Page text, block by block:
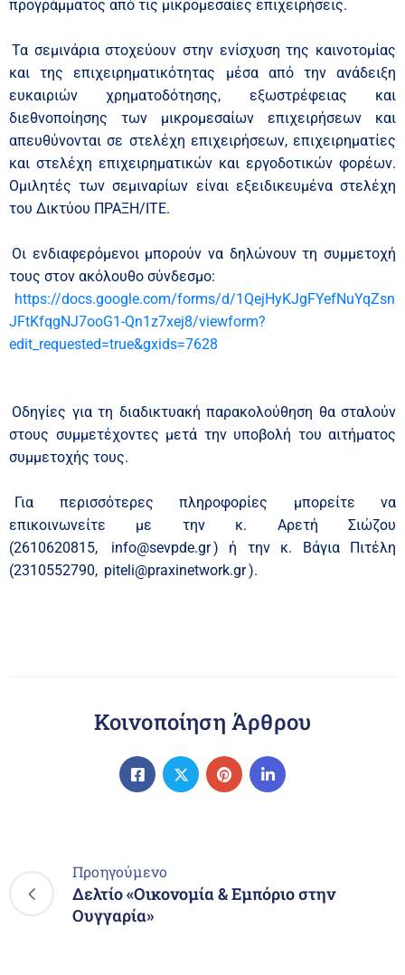
προγράμματος από τις μικρομεσαίες επιχειρήσεις.
Τα σεμινάρια στοχεύουν στην ενίσχυση της καινοτομίας
και της επιχειρηματικότητας μέσα από την ανάδειξη
ευκαιριών χρηματοδότησης, εξωστρέφειας και
διεθνοποίησης των μικρομεσαίων επιχειρήσεων και
απευθύνονται σε στελέχη επιχειρήσεων, επιχειρηματίες
και στελέχη επιχειρηματικών και εργοδοτικών φορέων.
Ομιλητές των σεμιναρίων είναι εξειδικευμένα στελέχη
του Δικτύου ΠΡΑΞΗ/ΙΤΕ.
Οι ενδιαφερόμενοι μπορούν να δηλώνουν τη συμμετοχή
τους στον ακόλουθο σύνδεσμο:
https://docs.google.com/forms/d/1QejHyKJgFYefNuYqZsn
JFtKfqgNJ7ooG1-Qn1z7xej8/viewform?
edit_requested=true&gxids=7628
Οδηγίες για τη διαδικτυακή παρακολούθηση θα σταλούν
στους συμμετέχοντες μετά την υποβολή του αιτήματος
συμμετοχής τους.
Για περισσότερες πληροφορίες μπορείτε να
επικοινωνείτε με την κ. Αρετή Σιώζου
(2610620815,
info@sevpde.gr) ή την κ. Βάγια Πιτέλη
(2310552790, piteli@praxinetwork.gr).
Κοινοποίηση Άρθρου
Προηγούμενο
Δελτίο «Οικονομία & Εμπόριο στην
Ουγγαρία»